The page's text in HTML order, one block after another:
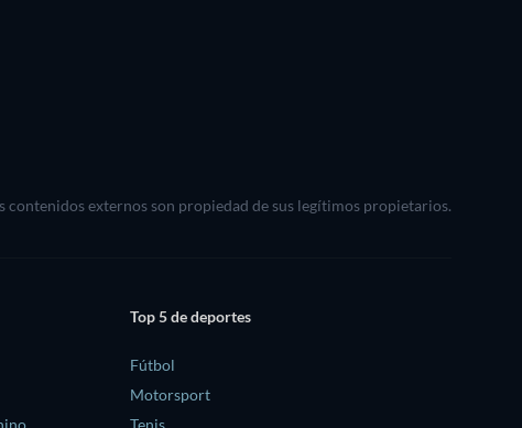
contenidos externos son propiedad de sus legítimos propietarios.
Top 5 de deportes
Fútbol
Motorsport
Tenis